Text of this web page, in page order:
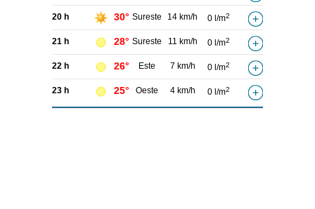
20 h 30° Sureste 14 km/h 0 l/m2
21 h 28° Sureste 11 km/h 0 l/m2
22 h 26° Este 7 km/h 0 l/m2
23 h 25° Oeste 4 km/h 0 l/m2